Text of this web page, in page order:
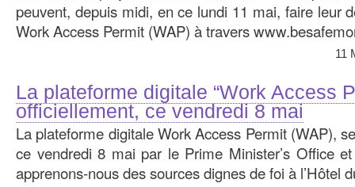
peuvent, depuis midi, en ce lundi 11 mai, faire leur
Work Access Permit (WAP) à travers
11
La plateforme digitale “Work Access
officiellement, ce vendredi 8 mai
La plateforme digitale Work Access Permit (WAP),
ce vendredi 8 mai par le Prime Minister’s Office
apprenons-nous des sources dignes de foi à l’Hôtel